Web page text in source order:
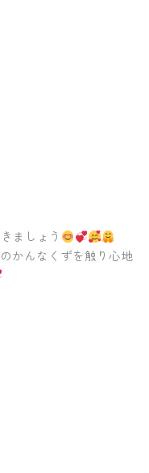
ましょう
かんなくずを触り心地